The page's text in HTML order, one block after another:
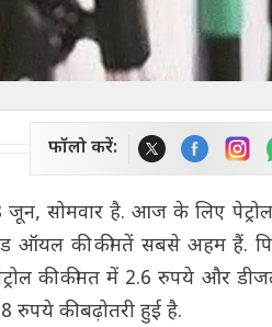
फॉलो करें:
सोमवार है. आज के लिए
ऑयल की कीमतें सबसे अहम हैं.
की कीमत में 2.6 रुपये और
रुपये की बढ़ोतरी हुई है.